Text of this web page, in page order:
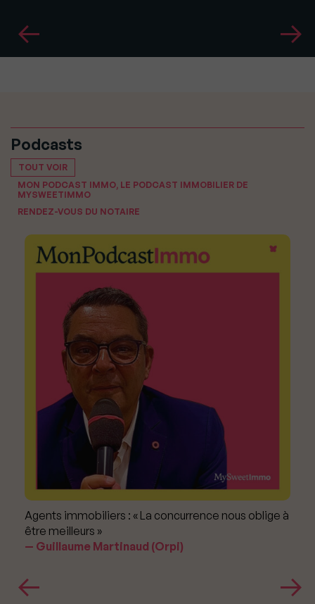
Podcasts
TOUT VOIR
MON PODCAST IMMO, LE PODCAST IMMOBILIER DE
MYSWEETIMMO
RENDEZ-VOUS DU NOTAIRE
Agents immobiliers : « La concurrence nous oblige à
être meilleurs »
Guillaume Martinaud (Orpi)